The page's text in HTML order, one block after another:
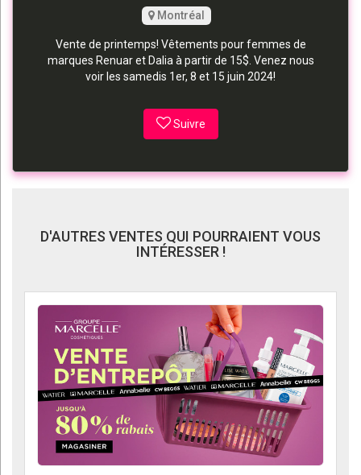
Montréal
Vente de printemps! Vêtements pour femmes de
marques Renuar et Dalia à partir de 15$. Venez nous
voir les samedis 1er, 8 et 15 juin 2024!
Suivre
D'AUTRES VENTES QUI POURRAIENT VOUS
INTÉRESSER !